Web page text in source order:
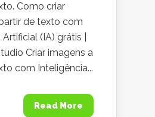
Como criar
de texto com
(IA) grátis |
Criar imagens a
com Inteligência...
Read More